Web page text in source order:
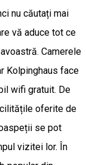
nu căutați mai
vă aduce tot ce
Camerele
Kolpinghaus face
wifi gratuit. De
oferite de
se pot
vizitei lor. În